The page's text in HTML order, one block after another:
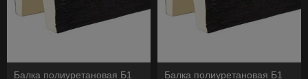
Балка полиуретановая Б1
Балка полиуретановая Б1